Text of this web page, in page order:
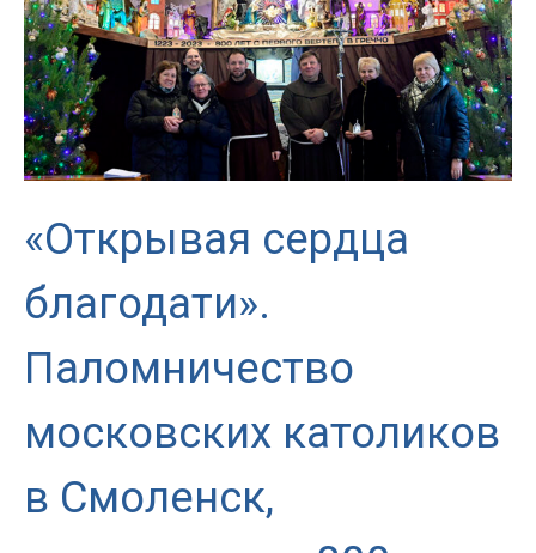
«Открывая сердца
благодати».
Паломничество
московских католиков
в Смоленск,